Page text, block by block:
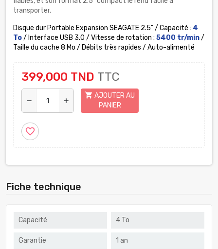
transporter.
Disque dur Portable Expansion SEAGATE 2.5" / Capacité : 4
To/ Interface USB 3.0 / Vitesse de rotation : 5400 tr/min/
Taille du cache 8 Mo / Débits très rapides / Auto-alimenté
399,000 TND TTC
remove add
shopping_cart AJOUTER AU
PANIER
favorite_border
Fiche technique
Capacité 4 To
Garantie 1 an